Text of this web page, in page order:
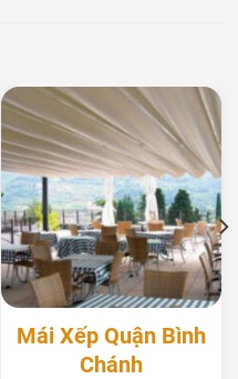
Mái Xếp Quận Bình
Chánh